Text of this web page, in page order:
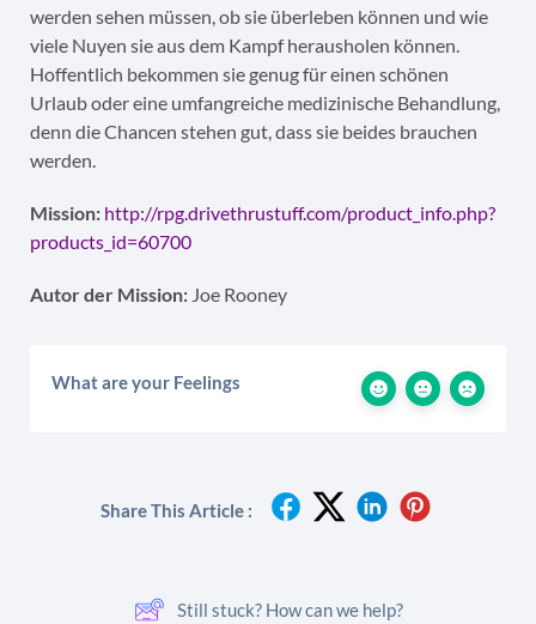
werden sehen müssen, ob sie überleben können und wie
viele Nuyen sie aus dem Kampf herausholen können.
Hoffentlich bekommen sie genug für einen schönen
Urlaub oder eine umfangreiche medizinische Behandlung,
denn die Chancen stehen gut, dass sie beides brauchen
werden.
Mission: http://rpg.drivethrustuff.com/product_info.php?
products_id=60700
Autor der Mission: Joe Rooney
What are your Feelings
Share This Article :
Still stuck? How can we help?